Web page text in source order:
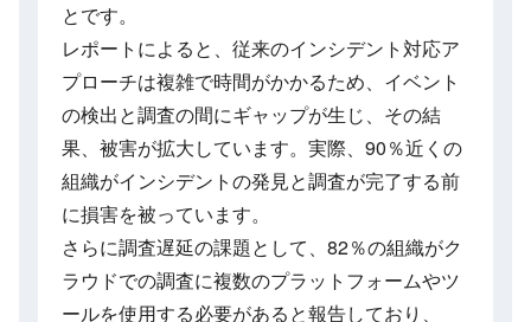
とです。
レポートによると、従来のインシデント対応ア
プローチは複雑で時間がかかるため、イベント
の検出と調査の間にギャップが生じ、その結
果、被害が拡大しています。実際、90％近くの
組織がインシデントの発見と調査が完了する前
に損害を被っています。
さらに調査遅延の課題として、82％の組織がク
ラウドでの調査に複数のプラットフォームやツ
ールを使用する必要があると報告しており、